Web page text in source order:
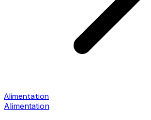
Alimentation
Alimentation